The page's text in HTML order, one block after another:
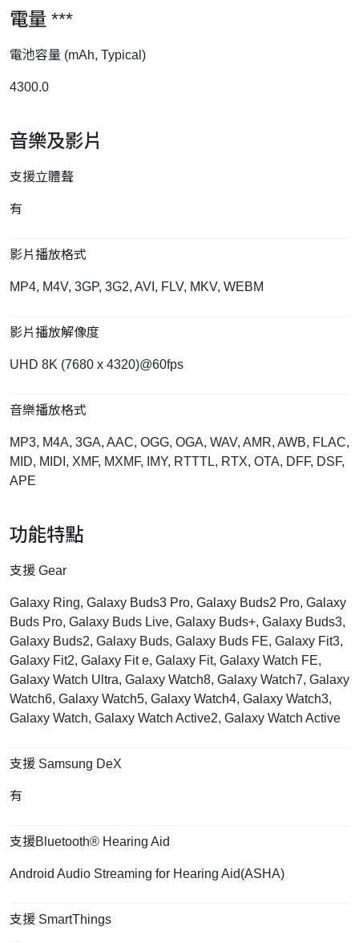
電量 ***
電池容量 (mAh, Typical)
4300.0
音樂及影片
支援立體聱
有
影片播放格式
MP4, M4V, 3GP, 3G2, AVI, FLV, MKV, WEBM
影片播放解像度
UHD 8K (7680 x 4320)@60fps
音樂播放格式
MP3, M4A, 3GA, AAC, OGG, OGA, WAV, AMR, AWB, FLAC,
MID, MIDI, XMF, MXMF, IMY, RTTTL, RTX, OTA, DFF, DSF,
APE
功能特點
支援 Gear
Galaxy Ring, Galaxy Buds3 Pro, Galaxy Buds2 Pro, Galaxy
Buds Pro, Galaxy Buds Live, Galaxy Buds+, Galaxy Buds3,
Galaxy Buds2, Galaxy Buds, Galaxy Buds FE, Galaxy Fit3,
Galaxy Fit2, Galaxy Fit e, Galaxy Fit, Galaxy Watch FE,
Galaxy Watch Ultra, Galaxy Watch8, Galaxy Watch7, Galaxy
Watch6, Galaxy Watch5, Galaxy Watch4, Galaxy Watch3,
Galaxy Watch, Galaxy Watch Active2, Galaxy Watch Active
支援 Samsung DeX
有
支援Bluetooth® Hearing Aid
Android Audio Streaming for Hearing Aid(ASHA)
支援 SmartThings